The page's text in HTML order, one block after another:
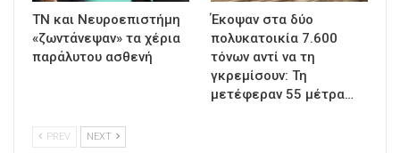
ΤΝ και Νευροεπιστήμη
«ζωντάνεψαν» τα χέρια
παράλυτου ασθενή
Έκοψαν στα δύο
πολυκατοικία 7.600
τόνων αντί να τη
γκρεμίσουν: Τη
μετέφεραν 55 μέτρα…
PREV NEXT